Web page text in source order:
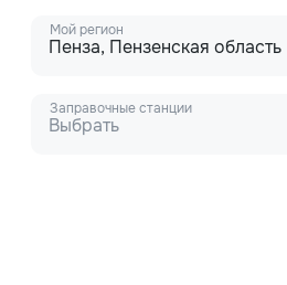
Мой регион
Пенза, Пензенская область
Заправочные станции
Выбрать